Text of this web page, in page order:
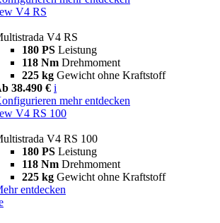
V4 RS
V4 RS
180 PS Leistung
118 Nm Drehmoment
225 kg Gewicht ohne Kraftstoff
38.490 € i
mehr entdecken
V4 RS 100
V4 RS 100
180 PS Leistung
118 Nm Drehmoment
225 kg Gewicht ohne Kraftstoff
entdecken